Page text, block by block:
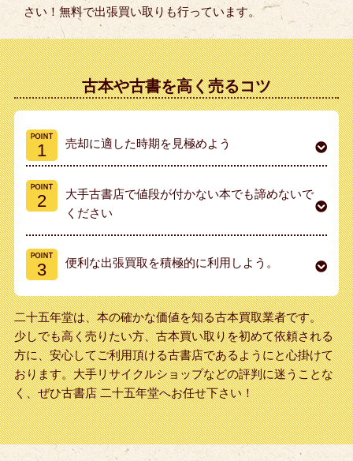
さい！無料で出張買い取りも行っています。
古本や古書を高く売るコツ
売却に適した時期を見極めよう
大手古書店で値段が付かない本でも諦めないで
ください
便利な出張買取を積極的に利用しよう。
二十五年堂は、本の確かな価値を知る古本買取業者です。
少しでも高く売りたい方、古本買い取りを初めて依頼される
方に、安心してご利用頂ける古書店であるようにと心掛けて
おります。大手リサイクルショップなどの評判に迷うことな
く、ぜひ古書店 二十五年堂へお任せ下さい！